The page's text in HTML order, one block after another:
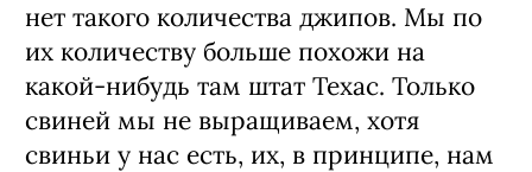
нет такого количества джипов. Мы по
их количеству больше похожи на
какой-нибудь там штат Техас. Только
свиней мы не выращиваем, хотя
свиньи у нас есть, их, в принципе, нам